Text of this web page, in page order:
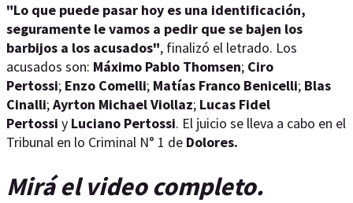
"Lo que puede pasar hoy es una identificación,
seguramente le vamos a pedir que se bajen los
barbijos a los acusados", finalizó el letrado. Los
acusados son: Máximo Pablo Thomsen; Ciro
Pertossi; Enzo Comelli; Matías Franco Benicelli; Blas
Cinalli;Ayrton Michael Viollaz; Lucas Fidel
Pertossi y Luciano Pertossi. El juicio se lleva a cabo en el
Tribunal en lo Criminal N° 1 de Dolores.
Mirá el video completo.